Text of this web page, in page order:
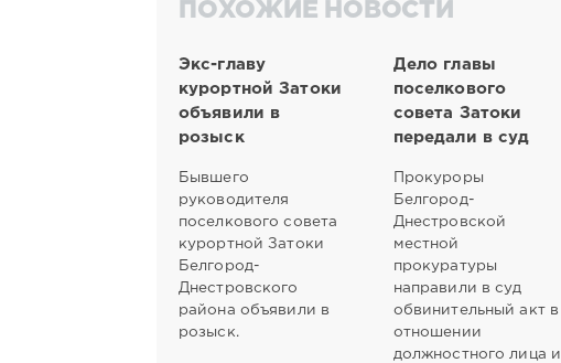
ПОХОЖИЕ НОВОСТИ
Экс-главу
курортной Затоки
объявили в
розыск
Бывшего
руководителя
поселкового совета
курортной Затоки
Белгород-
Днестровского
района объявили в
розыск.
Дело главы
поселкового
совета Затоки
передали в суд
Прокуроры
Белгород-
Днестровской
местной
прокуратуры
направили в суд
обвинительный акт в
отношении
должностного лица и